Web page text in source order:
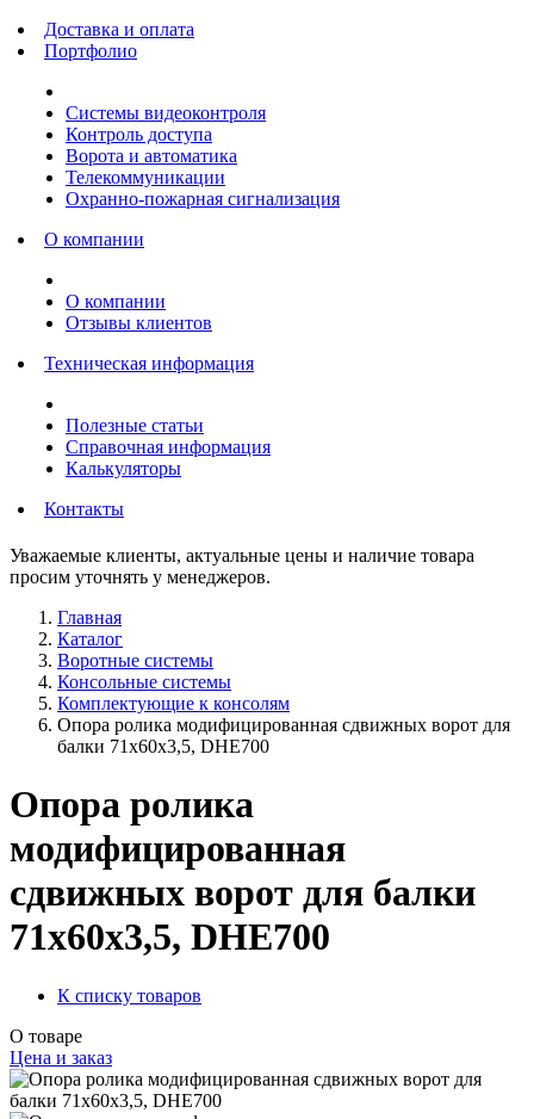
Доставка и оплата
Портфолио
Системы видеоконтроля
Контроль доступа
Ворота и автоматика
Телекоммуникации
Охранно-пожарная сигнализация
О компании
О компании
Отзывы клиентов
Техническая информация
Полезные статьи
Справочная информация
Калькуляторы
Контакты
Уважаемые клиенты, актуальные цены и наличие товара
просим уточнять у менеджеров.
Главная
Каталог
Воротные системы
Консольные системы
Комплектующие к консолям
Опора ролика модифицированная сдвижных ворот для
балки 71х60х3,5, DHE700
Опора ролика
модифицированная
сдвижных ворот для балки
71х60х3,5, DHE700
К списку товаров
О товаре
Цена и заказ